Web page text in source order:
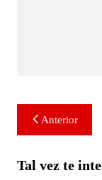
Navegación
de
entradas
Anterior
Tal vez te